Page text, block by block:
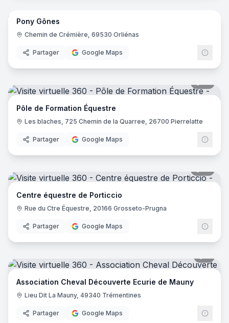
Pony Gônes
Chemin de Crémière, 69530 Orliénas
Partager Google Maps
Pôle de Formation Équestre
Les blaches, 725 Chemin de la Quarree, 26700 Pierrelatte
Partager Google Maps
Centre équestre de Porticcio
Rue du Ctre Équestre, 20166 Grosseto-Prugna
Partager Google Maps
Association Cheval Découverte Ecurie de Mauny
Lieu Dit La Mauny, 49340 Trémentines
Partager Google Maps